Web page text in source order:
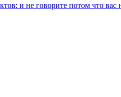
и не говорите потом что вас